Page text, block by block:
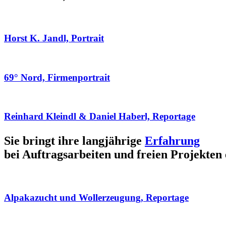
Horst K. Jandl, Portrait
69° Nord, Firmenportrait
Reinhard Kleindl & Daniel Haberl, Reportage
Sie bringt ihre langjährige Erfahrung
bei Auftragsarbeiten und freien Projekten
Alpakazucht und Wollerzeugung, Reportage